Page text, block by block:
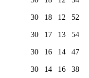
30 18 12 52
30 17 13 54
30 16 14 47
30 14 16 38